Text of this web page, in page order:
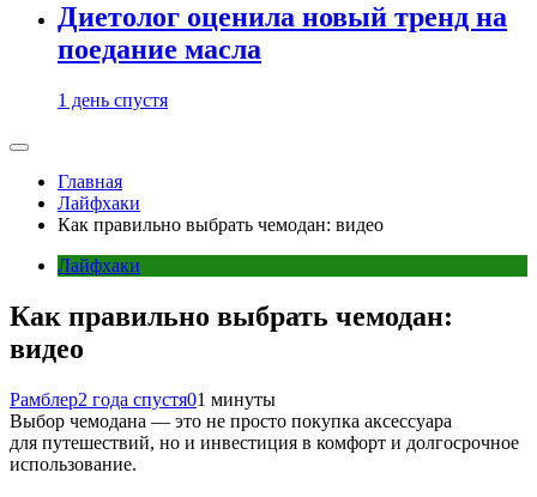
Диетолог оценила новый тренд на
поедание масла
1 день спустя
Главная
Лайфхаки
Как правильно выбрать чемодан: видео
Лайфхаки
Как правильно выбрать чемодан:
видео
Рамблер2 года спустя01 минуты
Выбор чемодана — это не просто покупка аксессуара
для путешествий, но и инвестиция в комфорт и долгосрочное
использование.